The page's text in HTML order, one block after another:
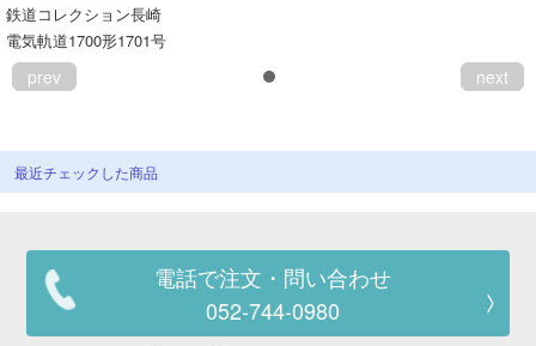
鉄道コレクション長崎
電気軌道1700形1701号
prev next
最近チェックした商品
電話で注文・問い合わせ
052-744-0980